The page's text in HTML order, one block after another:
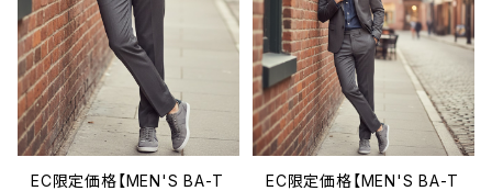
EC限定価格【MEN'S BA-T
EC限定価格【MEN'S BA-T